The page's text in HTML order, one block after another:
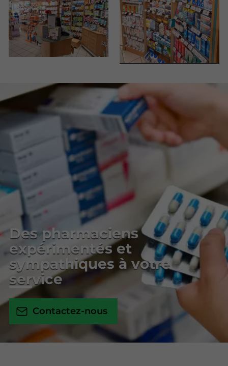
Des pharmaciens
expérimentés et
sympathiques à votre
service
Contactez-nous